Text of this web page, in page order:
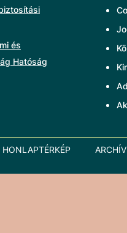
és
Hatóság
HONLAPTÉRKÉP